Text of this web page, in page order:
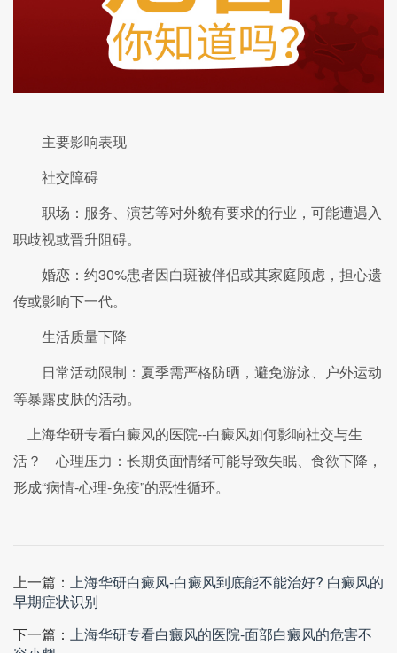
主要影响表现
社交障碍
职场：服务、演艺等对外貌有要求的行业，可能遭遇入
职歧视或晋升阻碍。
婚恋：约30%患者因白斑被伴侣或其家庭顾虑，担心遗
传或影响下一代。
生活质量下降
日常活动限制：夏季需严格防晒，避免游泳、户外运动
等暴露皮肤的活动。
上海华研专看白癜风的医院--白癜风如何影响社交与生
活？ 心理压力：长期负面情绪可能导致失眠、食欲下降，
形成“病情-心理-免疫”的恶性循环。
上一篇： 上海华研白癜风-白癜风到底能不能治好? 白癜风的
早期症状识别
下一篇： 上海华研专看白癜风的医院-面部白癜风的危害不